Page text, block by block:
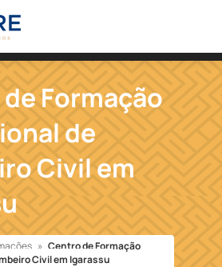
Formação
de
Civil em
» Centro de Formação
Civil em Igarassu